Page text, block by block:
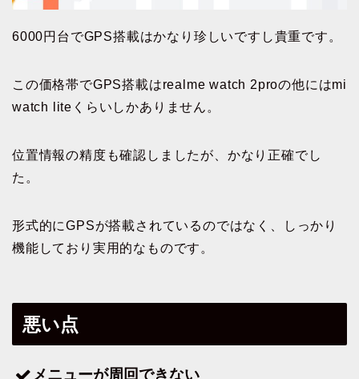
6000円台でGPS搭載はかなり珍しいですし貴重です。
この価格帯でGPS搭載はrealme watch 2proの他にはmi
watch liteくらいしかありません。
位置情報の精度も確認しましたが、かなり正確でし
た。
形式的にGPSが搭載されているのではなく、しっかり
機能しており実用的なものです。
悪い点
メニューが周回できない